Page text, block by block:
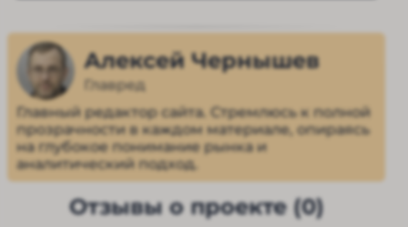
Алексей Чернышев
Главред
Главный редактор сайта. Стремлюсь к полной
прозрачности в каждом материале, опираясь
на глубокое понимание рынка и
аналитический подход.
Отзывы о проекте (0)